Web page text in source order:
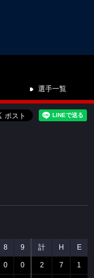
選手一覧
8 9 計 H E
0 0 2 7 1